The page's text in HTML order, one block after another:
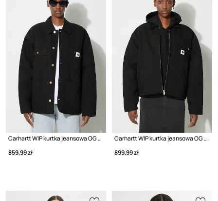
Carhartt WIP kurtka jeansowa OG Michigan Coat
859,99 zł
Carhartt WIP kurtka jeansowa OG Detroit Jacket
899,99 zł